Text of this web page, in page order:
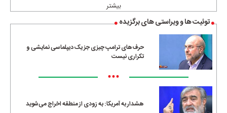
بیشتر
توئیت ها و ویراستی های برگزیده
حرف‌های ترامپ چیزی جز یک دیپلماسی نمایشی و
تکراری نیست
•••
هشدار به آمریکا: به زودی از منطقه اخراج می‌شوید